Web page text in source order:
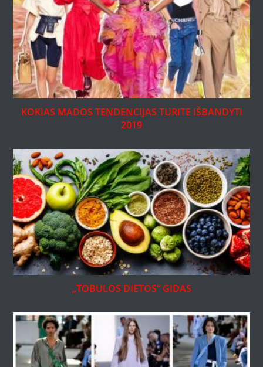
KOKIAS MADOS TENDENCIJAS TURITE IŠBANDYTI
2019
„TOBULOS DIETOS“ GIDAS